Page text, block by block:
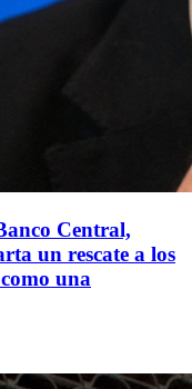
Central,
un rescate a los
una